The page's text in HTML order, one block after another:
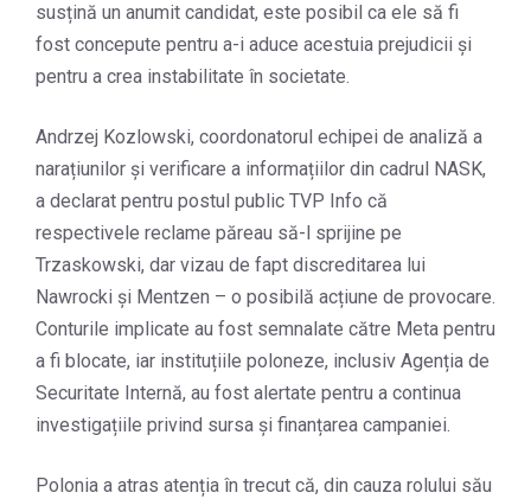
susțină un anumit candidat, este posibil ca ele să fi
fost concepute pentru a-i aduce acestuia prejudicii și
pentru a crea instabilitate în societate.
Andrzej Kozlowski, coordonatorul echipei de analiză a
narațiunilor și verificare a informațiilor din cadrul NASK,
a declarat pentru postul public TVP Info că
respectivele reclame păreau să-l sprijine pe
Trzaskowski, dar vizau de fapt discreditarea lui
Nawrocki și Mentzen – o posibilă acțiune de provocare.
Conturile implicate au fost semnalate către Meta pentru
a fi blocate, iar instituțiile poloneze, inclusiv Agenția de
Securitate Internă, au fost alertate pentru a continua
investigațiile privind sursa și finanțarea campaniei.
Polonia a atras atenția în trecut că, din cauza rolului său